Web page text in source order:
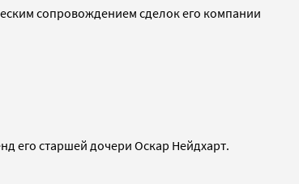
сопровождением сделок его компании
его старшей дочери Оскар Нейдхарт.